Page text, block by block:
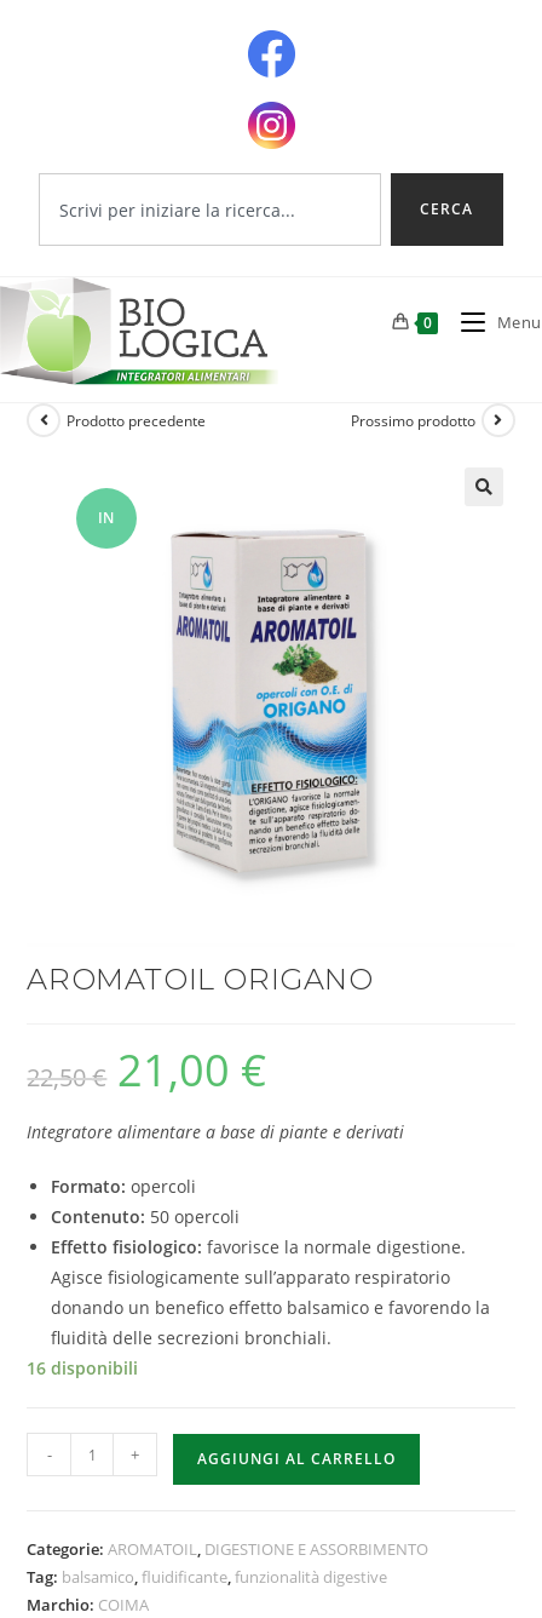
CERCA
0 Menu
IN
Prodotto precedente Prossimo prodotto
AROMATOIL ORIGANO
22,50€ 21,00 €
Integratore alimentare a base di piante e derivati
Formato: opercoli
Contenuto: 50 opercoli
Effetto fisiologico: favorisce la normale digestione.
Agisce fisiologicamente sull’apparato respiratorio
donando un benefico effetto balsamico e favorendo la
fluidità delle secrezioni bronchiali.
16 disponibili
- + AGGIUNGI AL CARRELLO
Categorie:AROMATOIL, DIGESTIONE E ASSORBIMENTO
Tag: balsamico,fluidificante,funzionalità digestive
Marchio: COIMA